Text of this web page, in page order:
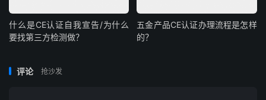
什么是CE认证自我宣告/为什么
要找第三方检测做？
五金产品CE认证办理流程是怎样
的？
评论 抢沙发